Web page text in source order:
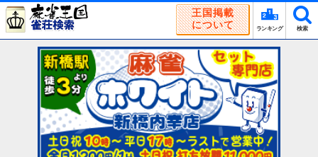
王国掲載
について
ランキング 検索